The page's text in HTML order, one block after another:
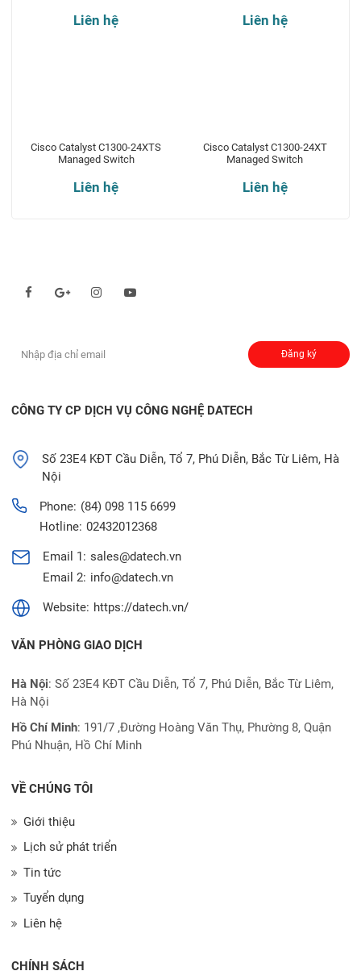
Liên hệ Liên hệ
Cisco Catalyst C1300-24XTS
Managed Switch
Liên hệ
Cisco Catalyst C1300-24XT
Managed Switch
Liên hệ
Đăng ký
CÔNG TY CP DỊCH VỤ CÔNG NGHỆ DATECH
Số 23E4 KĐT Cầu Diễn, Tổ 7, Phú Diễn, Bắc Từ Liêm, Hà
Nội
Phone: (84) 098 115 6699
Hotline: 02432012368
Email 1: sales@datech.vn
Email 2: info@datech.vn
Website: https://datech.vn/
VĂN PHÒNG GIAO DỊCH
Hà Nội: Số 23E4 KĐT Cầu Diễn, Tổ 7, Phú Diễn, Bắc Từ Liêm,
Hà Nội
Hồ Chí Minh: 191/7 ,Đường Hoàng Văn Thụ, Phường 8, Quận
Phú Nhuận, Hồ Chí Minh
VỀ CHÚNG TÔI
Giới thiệu
Lịch sử phát triển
Tin tức
Tuyển dụng
Liên hệ
CHÍNH SÁCH